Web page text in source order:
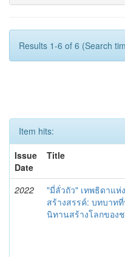
Results 1-6 of 6 (Search
Item hits:
Issue
Date
Title
2022
"มี่ลั่วถัว" เทพธิดาแห่
สร้างสรรค์: บทบาท
นิทานสร้างโลกของช